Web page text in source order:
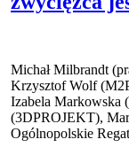
Michał Milbrandt
Krzysztof Wolf
Izabela Markowska
(3DPROJEKT),
Ogólnopolskie